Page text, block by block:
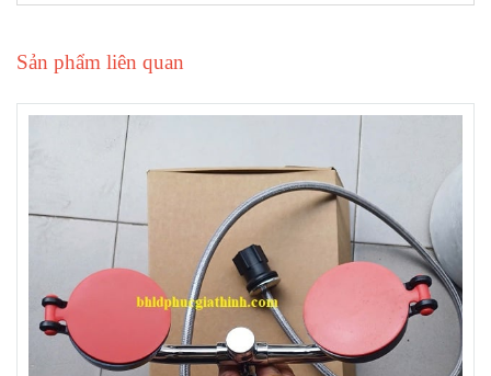
Sản phẩm liên quan